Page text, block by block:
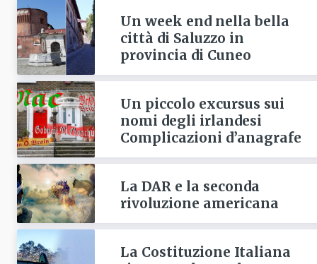
Un week end nella bella
città di Saluzzo in
provincia di Cuneo
Un piccolo excursus sui
nomi degli irlandesi
Complicazioni d’anagrafe
La DAR e la seconda
rivoluzione americana
La Costituzione Italiana